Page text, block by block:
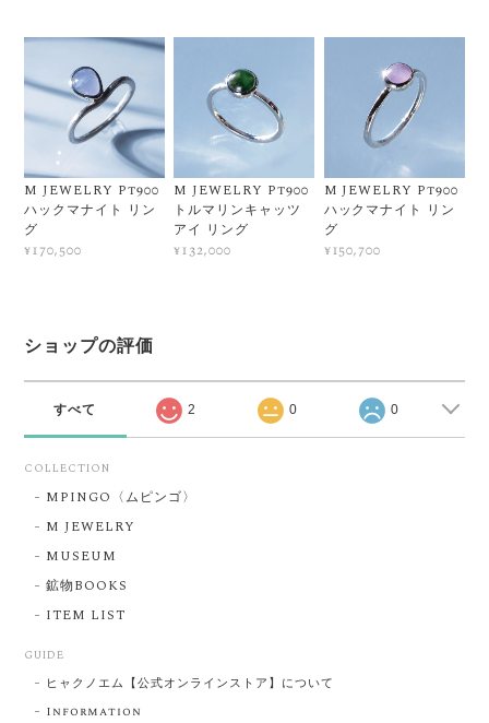
M JEWELRY Pt900
ハックマナイト リン
グ
¥170,500
M JEWELRY Pt900
トルマリンキャッツ
アイ リング
¥132,000
M JEWELRY Pt900
ハックマナイト リン
グ
¥150,700
ショップの評価
すべて 2 0 0
COLLECTION
MPINGO〈ムピンゴ〉
M JEWELRY
MUSEUM
鉱物BOOKS
ITEM LIST
GUIDE
ヒャクノエム【公式オンラインストア】について
Information